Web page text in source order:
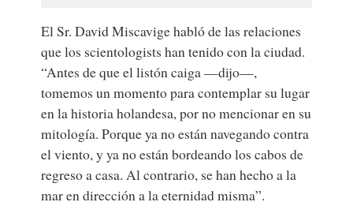
El Sr. David Miscavige habló de las relaciones
que los scientologists han tenido con la ciudad.
“Antes de que el listón caiga —dijo—,
tomemos un momento para contemplar su lugar
en la historia holandesa, por no mencionar en su
mitología. Porque ya no están navegando contra
el viento, y ya no están bordeando los cabos de
regreso a casa. Al contrario, se han hecho a la
mar en dirección a la eternidad misma”.